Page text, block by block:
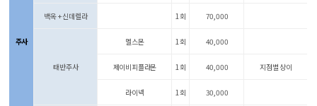
주사
백옥 + 신데렐라 1회 70,000
태반주사
멜스몬 1회 40,000
제이비피플라몬 1회 40,000 지점별 상이
라이넥 1회 30,000